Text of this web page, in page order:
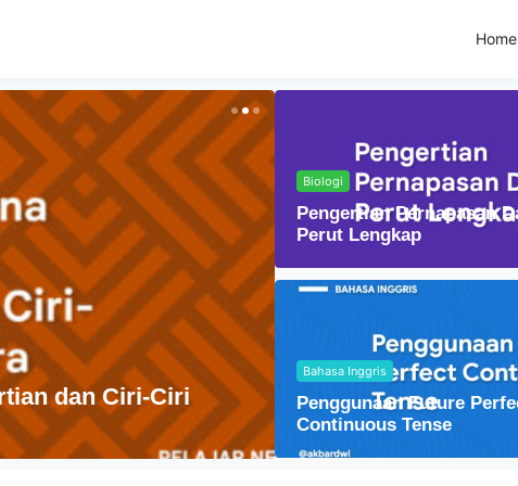
Home
Lensa Cembung
Biologi
Pengertian Pernapasan
Perut Lengkap
Bahasa Inggris
Penggunaan Future
Continuous Tense